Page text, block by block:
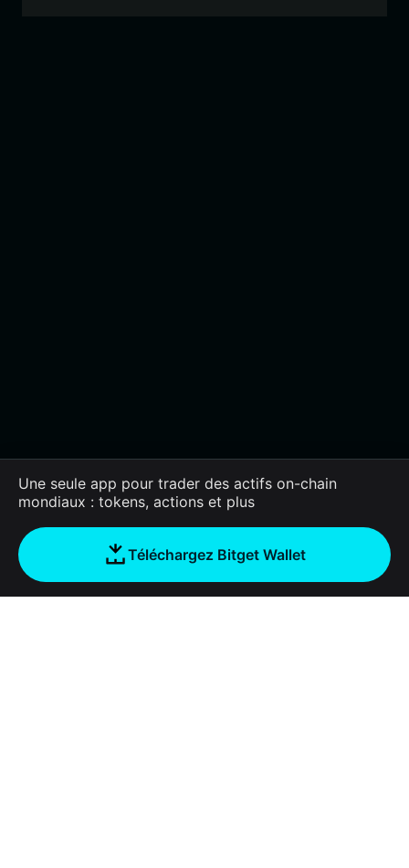
Une seule app pour trader des actifs on-chain
mondiaux : tokens, actions et plus
Téléchargez Bitget Wallet